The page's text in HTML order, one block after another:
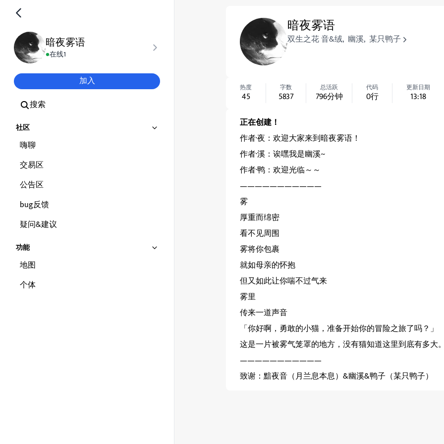
暗夜雾语
在线1
加入
搜索
社区
嗨聊
交易区
公告区
bug反馈
疑问&建议
功能
地图
个体
暗夜雾语
双生之花 音&绒, 幽溪, 某只鸭子
热度
45
字数
5837
总活跃
796分钟
代码
0行
更新日期
13:18
正在创建！
作者·夜：欢迎大家来到暗夜雾语！
作者·溪：诶嘿我是幽溪~
作者·鸭：欢迎光临～～
———————————
雾
厚重而绵密
看不见周围
雾将你包裹
就如母亲的怀抱
但又如此让你喘不过气来
雾里
传来一道声音
「你好啊，勇敢的小猫，准备开始你的冒险之旅了吗？」
这是一片被雾气笼罩的地方，没有猫知道这里到底有多大
———————————
致谢：黯夜音（月兰息本息）&幽溪&鸭子（某只鸭子）